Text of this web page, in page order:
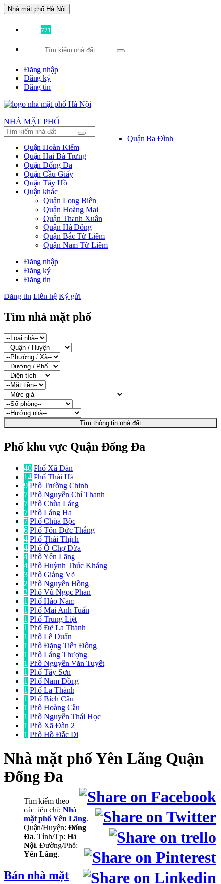
Nhà mặt phố Hà Nội
771
Đăng nhập
Đăng ký
Đăng tin
NHÀ MẶT PHỐ
Quận Ba Đình
Quận Hoàn Kiếm
Quận Hai Bà Trưng
Quận Đống Đa
Quận Cầu Giấy
Quận Tây Hồ
Quận khác
Quận Long Biên
Quận Hoàng Mai
Quận Thanh Xuân
Quận Hà Đông
Quận Bắc Từ Liêm
Quận Nam Từ Liêm
Đăng nhập
Đăng ký
Đăng tin
Đăng tin Liên hệ Ký gửi
Tìm nhà mặt phố
Tìm thông tin nhà đất
Phố khu vực Quận Đống Đa
40 Phố Xã Đàn
14 Phố Thái Hà
9 Phố Trường Chinh
7 Phố Nguyễn Chí Thanh
7 Phố Chùa Láng
7 Phố Láng Hạ
7 Phố Chùa Bộc
6 Phố Tôn Đức Thắng
4 Phố Thái Thịnh
4 Phố Ô Chợ Dừa
4 Phố Yên Lãng
4 Phố Huỳnh Thúc Kháng
3 Phố Giảng Võ
2 Phố Nguyên Hồng
2 Phố Vũ Ngọc Phan
1 Phố Hào Nam
1 Phố Mai Anh Tuấn
1 Phố Trung Liệt
1 Phố Đê La Thành
1 Phố Lê Duẩn
1 Phố Đặng Tiến Đông
1 Phố Láng Thượng
1 Phố Nguyễn Văn Tuyết
1 Phố Tây Sơn
1 Phố Nam Đồng
1 Phố La Thành
1 Phố Bích Câu
1 Phố Hoàng Cầu
1 Phố Nguyễn Thái Học
1 Phố Xã Đàn 2
1 Phố Hồ Đắc Di
Nhà mặt phốYên Lãng Quận
Đống Đa
Tìm kiếm theo
các tiêu chí: Nhà
mặt phố Yên Lãng.
Quận/Huyện: Đống
Đa. Tỉnh/Tp: Hà
Nội. Đường/Phố:
Yên Lãng.
Bán nhà mặt